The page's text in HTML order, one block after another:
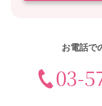
お電話で
03-